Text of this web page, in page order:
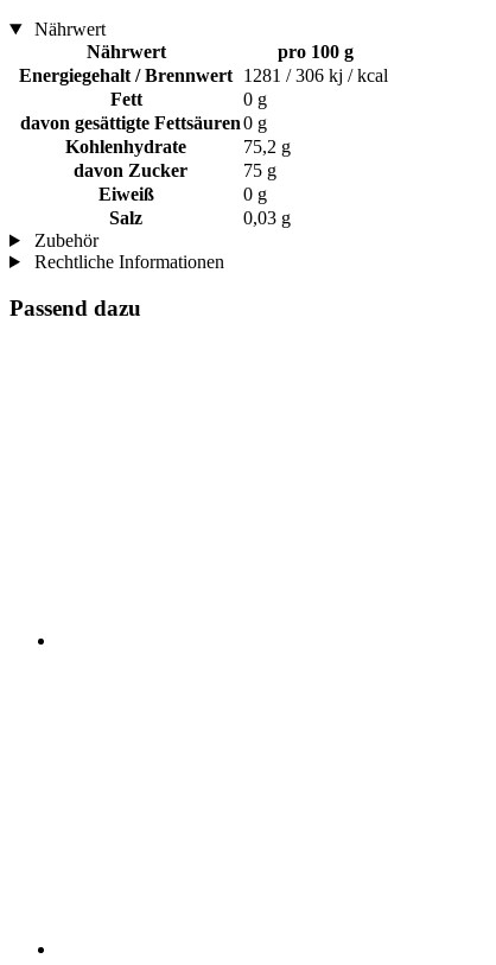
Nährwert
Nährwert
pro 100 g
Energiegehalt / Brennwert 1281 / 306 kj / kcal
Fett
0 g
davon gesättigte Fettsäuren0 g
Kohlenhydrate
75,2 g
davon Zucker
75 g
Eiweiß
0 g
Salz
0,03 g
Zubehör
Rechtliche Informationen
Passend dazu